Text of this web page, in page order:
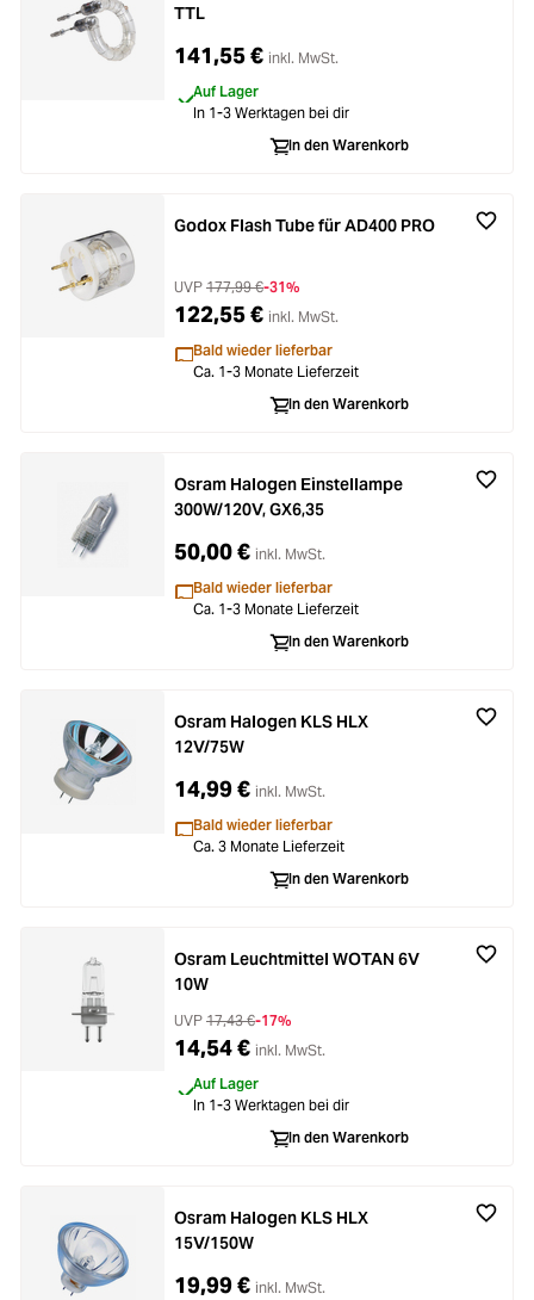
TTL
141,55 € inkl. MwSt.
Auf Lager
In 1-3 Werktagen bei dir
In den Warenkorb
Godox Flash Tube für AD400 PRO
UVP 177,99 €-31%
122,55 € inkl. MwSt.
Bald wieder lieferbar
Ca. 1-3 Monate Lieferzeit
In den Warenkorb
Osram Halogen Einstellampe
300W/120V, GX6,35
50,00 € inkl. MwSt.
Bald wieder lieferbar
Ca. 1-3 Monate Lieferzeit
In den Warenkorb
Osram Halogen KLS HLX
12V/75W
14,99 € inkl. MwSt.
Bald wieder lieferbar
Ca. 3 Monate Lieferzeit
In den Warenkorb
Osram Leuchtmittel WOTAN 6V
10W
UVP 17,43 €-17%
14,54 € inkl. MwSt.
Auf Lager
In 1-3 Werktagen bei dir
In den Warenkorb
Osram Halogen KLS HLX
15V/150W
19,99 € inkl. MwSt.